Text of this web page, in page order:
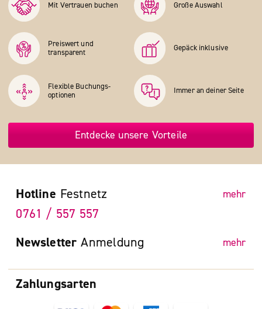
Mit Vertrauen buchen Große Auswahl
Preiswert und
transparent
Gepäck inklusive
Flexible Buchungs­
optionen
Immer an deiner Seite
Entdecke unsere Vorteile
Zahlungsarten
Hotline Festnetz mehr
0761 / 557 557
Newsletter Anmeldung mehr